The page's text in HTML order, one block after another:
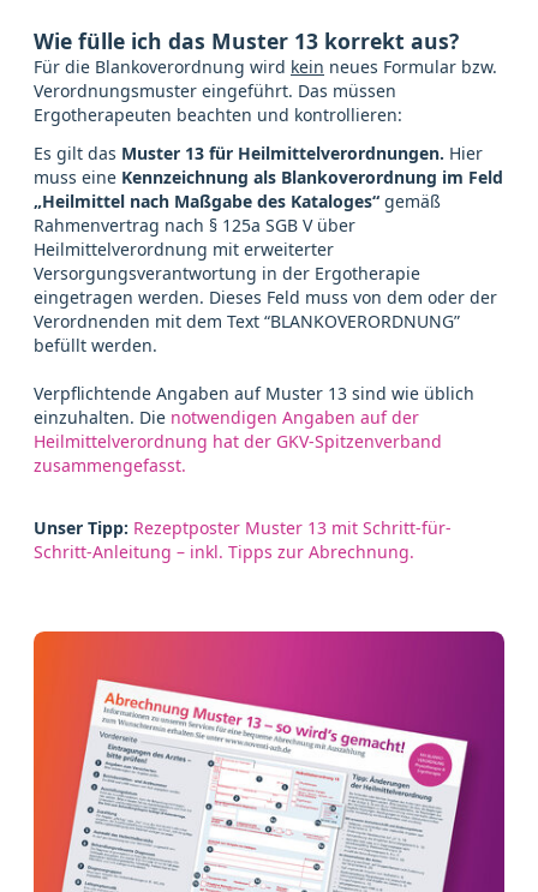
Wie fülle ich das Muster 13 korrekt aus?
Für die Blankoverordnung wird kein neues Formular bzw.
Verordnungsmuster eingeführt. Das müssen
Ergotherapeuten beachten und kontrollieren:
Es gilt das Muster 13 für Heilmittelverordnungen. Hier
muss eine Kennzeichnung als Blankoverordnung im Feld
„Heilmittel nach Maßgabe des Kataloges“ gemäß
Rahmenvertrag nach § 125a SGB V über
Heilmittelverordnung mit erweiterter
Versorgungsverantwortung in der Ergotherapie
eingetragen werden. Dieses Feld muss von dem oder der
Verordnenden mit dem Text “BLANKOVERORDNUNG”
befüllt werden.
Verpflichtende Angaben auf Muster 13 sind wie üblich
einzuhalten. Die notwendigen Angaben auf der
Heilmittelverordnung hat der GKV-Spitzenverband
zusammengefasst.
Unser Tipp: Rezeptposter Muster 13 mit Schritt-für-
Schritt-Anleitung – inkl. Tipps zur Abrechnung.